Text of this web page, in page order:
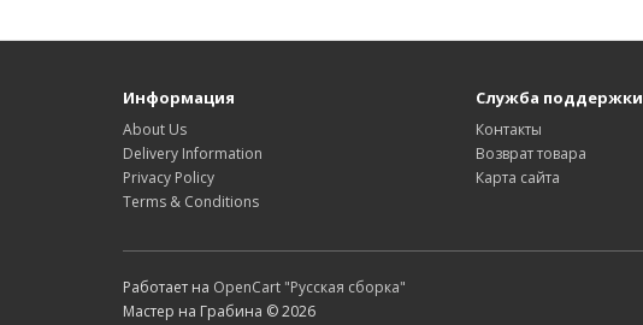
Информация
About Us
Delivery Information
Privacy Policy
Terms & Conditions
Служба поддержки
Контакты
Возврат товара
Карта сайта
Работает на OpenCart "Русская сборка"
Мастер на Грабина © 2026